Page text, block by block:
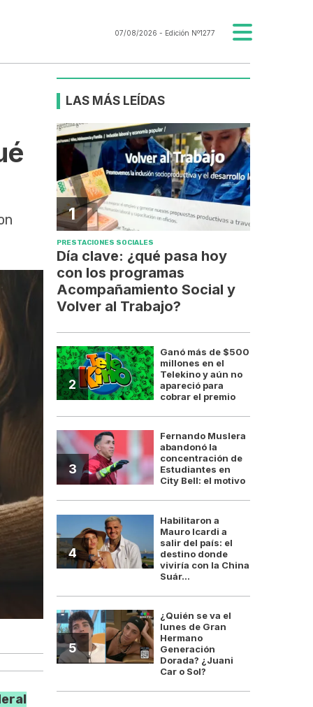
07/08/2026 - Edición Nº1277
Casación benefició a
LAS MÁS LEÍDAS
1
PRESTACIONES SOCIALES
Día clave: ¿qué pasa hoy
con los programas
Acompañamiento Social y
Volver al Trabajo?
2
Ganó más de $500
millones en el
Telekino y aún no
apareció para
cobrar el premio
3
Fernando Muslera
abandonó la
concentración de
Estudiantes en
City Bell: el motivo
4
Habilitaron a
Mauro Icardi a
salir del país: el
destino donde
viviría con la China
Suár...
5
¿Quién se va el
lunes de Gran
Hermano
Generación
Dorada? ¿Juani
Car o Sol?